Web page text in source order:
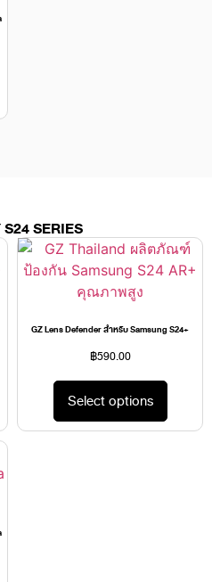
SERIES
GZ Lens Defender สำหรับ Samsung S24+
฿590.00
Select options